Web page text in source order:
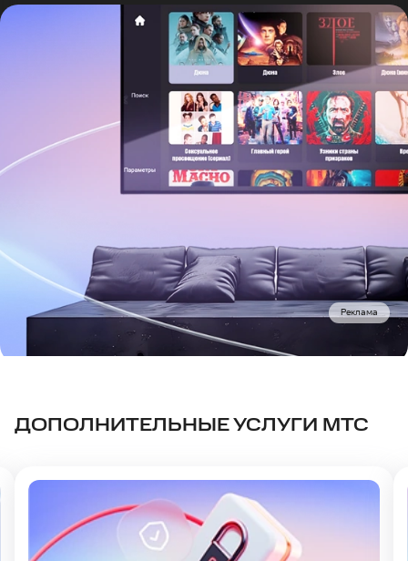
Реклама
ДОПОЛНИТЕЛЬНЫЕ УСЛУГИ МТС